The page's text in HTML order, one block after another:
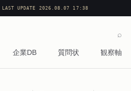
LAST UPDATE 2026.08.07 17:38
企業DB 質問状 観察軸
⌕